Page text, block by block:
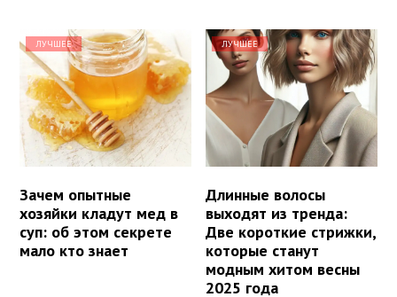
ЛУЧШЕЕ
Зачем опытные
хозяйки кладут мед в
суп: об этом секрете
мало кто знает
ЛУЧШЕЕ
Длинные волосы
выходят из тренда:
Две короткие стрижки,
которые станут
модным хитом весны
2025 года